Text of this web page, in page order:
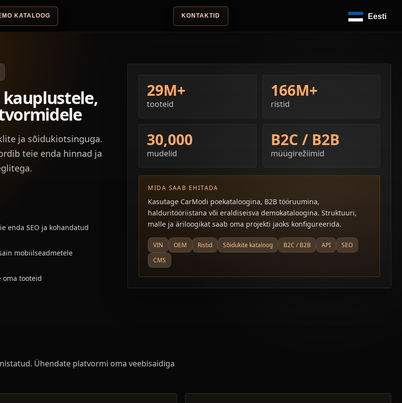
KATALOOG KONTAKTID Eesti
ja sõidukiotsinguga.
teie enda hinnad ja
enda SEO ja kohandatud
mobiilseadmetele
oma tooteid
29M+
tooteid
166M+
ristid
30,000
mudelid
B2C / B2B
müügirežiimid
MIDA SAAB EHITADA
Kasutage CarModi poekataloogina, B2B tööruumina,
halduritööriistana või eraldiseisva demokataloogina. Struktuuri,
malle ja äriloogikat saab oma projekti jaoks konfigureerida.
VIN OEM Ristid Sõidukite kataloog B2C / B2B API
SEO
CMS
Ühendate platvormi oma veebisaidiga